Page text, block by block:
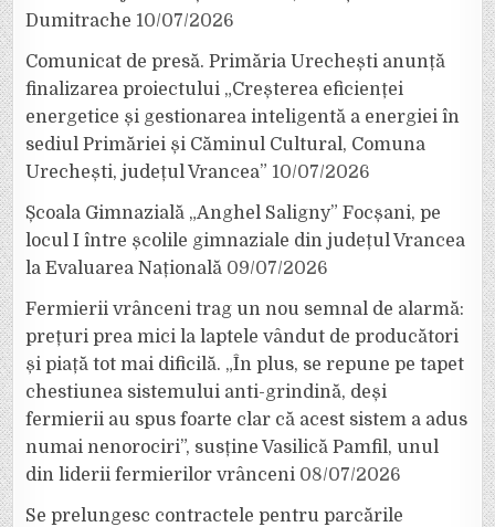
Dumitrache 10/07/2026
Comunicat de presă. Primăria Urechești anunță
finalizarea proiectului „Creșterea eficienței
energetice și gestionarea inteligentă a energiei în
sediul Primăriei și Căminul Cultural, Comuna
Urechești, județul Vrancea” 10/07/2026
Școala Gimnazială „Anghel Saligny” Focșani, pe
locul I între școlile gimnaziale din județul Vrancea
la Evaluarea Națională 09/07/2026
Fermierii vrânceni trag un nou semnal de alarmă:
prețuri prea mici la laptele vândut de producători
și piață tot mai dificilă. „În plus, se repune pe tapet
chestiunea sistemului anti-grindină, deși
fermierii au spus foarte clar că acest sistem a adus
numai nenorociri”, susține Vasilică Pamfil, unul
din liderii fermierilor vrânceni 08/07/2026
Se prelungesc contractele pentru parcările